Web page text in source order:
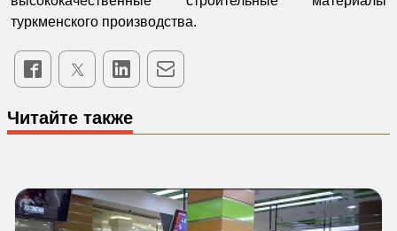
туркменского производства.
Читайте также